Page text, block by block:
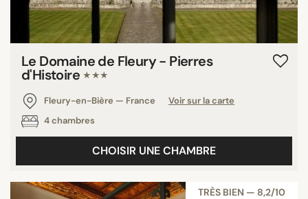
Le Domaine de Fleury - Pierres
d'Histoire ★★★
Fleury-en-Bière — France
Voir sur la carte
4 chambres
CHOISIR UNE CHAMBRE
TRÈS BIEN — 8,2/10